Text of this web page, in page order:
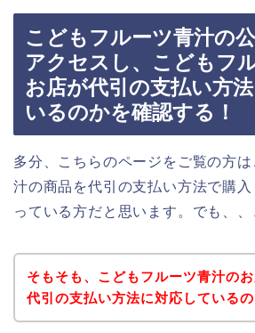
こどもフルーツ青汁の
アクセスし、こどもフ
お店が代引の支払い方
いるのかを確認する！
多分、こちらのページをご覧の方
汁の商品を代引の支払い方法で購
っている方だと思います。でも、、
そもそも、こどもフルーツ青汁の
代引の支払い方法に対応しているの